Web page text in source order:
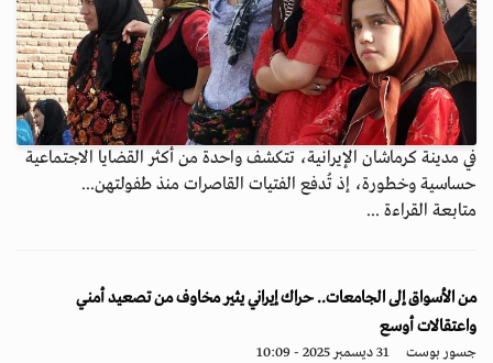
في مدينة كرماشان الإيرانية، تتكشف واحدة من أكثر القضايا الاجتماعية
حساسية وخطورة، إذ تُدفع الفتيات القاصرات منذ طفولتهن...
متابعة القراءة ...
من الأسواق إلى الجامعات.. حراك إيراني يثير مخاوف من تصعيد أمني
واعتقالات أوسع
جسور بوست 31 ديسمبر 2025 - 10:09